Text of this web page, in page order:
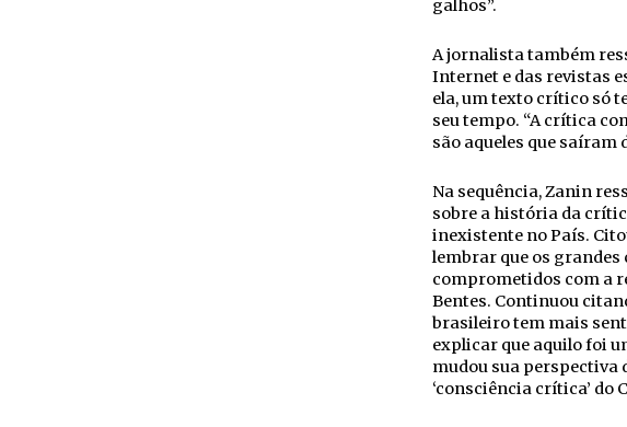
galhos”.
A jornalista também
Internet e das revistas
ela, um texto crítico só
seu tempo. “A crítica
são aqueles que saíram
Na sequência, Zanin
sobre a história da
inexistente no País.
lembrar que os grandes
comprometidos com a
Bentes. Continuou
brasileiro tem mais
explicar que aquilo foi
mudou sua perspectiva
‘consciência crítica’ do